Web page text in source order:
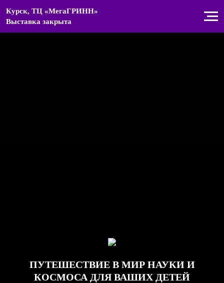
Курск, ТЦ «МегаГРИНН»
Выставка закрыта
ПУТЕШЕСТВИЕ В МИР НАУКИ И
КОСМОСА ДЛЯ ВАШИХ ДЕТЕЙ